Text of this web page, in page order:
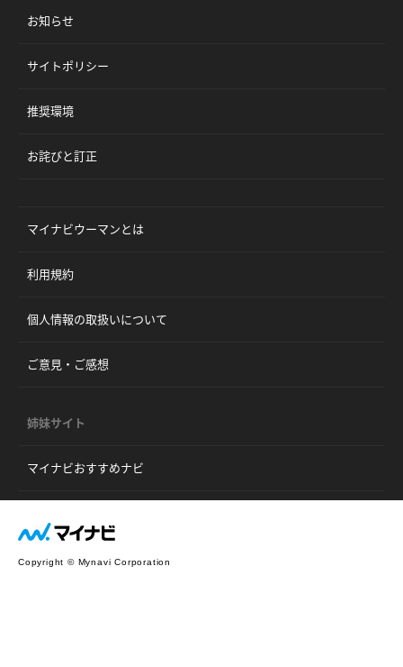
お知らせ
サイトポリシー
推奨環境
お詫びと訂正
マイナビウーマンとは
利用規約
個人情報の取扱いについて
ご意見・ご感想
姉妹サイト
マイナビおすすめナビ
Copyright © Mynavi Corporation